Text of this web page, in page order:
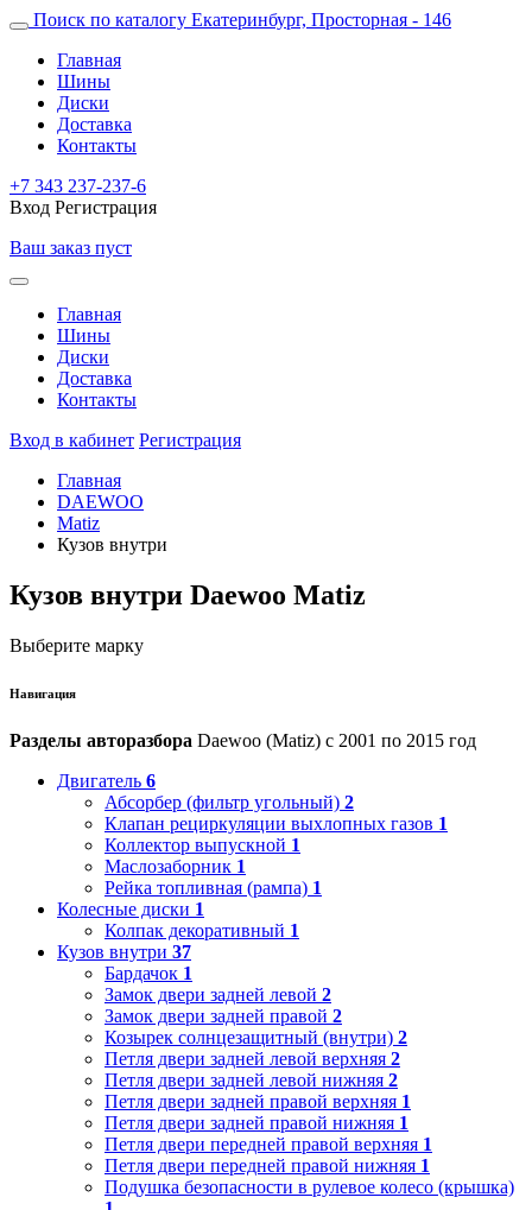
Поиск по каталогу Екатеринбург, Просторная - 146
Главная
Шины
Диски
Доставка
Контакты
+7 343 237-237-6
Вход Регистрация
Ваш заказ пуст
Главная
Шины
Диски
Доставка
Контакты
Вход в кабинет Регистрация
Главная
DAEWOO
Matiz
Кузов внутри
Кузов внутри Daewoo Matiz
Выберите марку
Навигация
Разделы авторазбора Daewoo (Matiz) с 2001 по 2015 год
Двигатель 6
Абсорбер (фильтр угольный) 2
Клапан рециркуляции выхлопных газов 1
Коллектор выпускной 1
Маслозаборник 1
Рейка топливная (рампа) 1
Колесные диски 1
Колпак декоративный 1
Кузов внутри 37
Бардачок 1
Замок двери задней левой 2
Замок двери задней правой 2
Козырек солнцезащитный (внутри) 2
Петля двери задней левой верхняя 2
Петля двери задней левой нижняя 2
Петля двери задней правой верхняя 1
Петля двери задней правой нижняя 1
Петля двери передней правой верхняя 1
Петля двери передней правой нижняя 1
Подушка безопасности в рулевое колесо (крышка)